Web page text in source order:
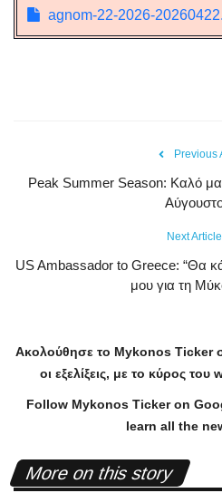
agnom-22-2026-
Previous
Peak Summer Season: Kαλό
Next Article
US Ambassador to Greece: “Θα
μου για τη
Ακολούθησε το Mykonos Ticker
οι εξελίξεις, με το κύρος του
Follow Mykonos Ticker on
learn all the
More on this story